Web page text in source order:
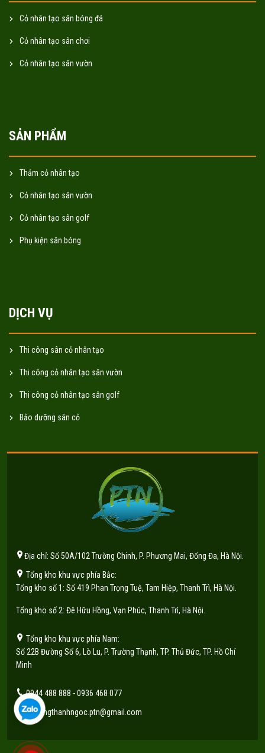
Cỏ nhân tạo sân bóng đá
Cỏ nhân tạo sân chơi
Cỏ nhân tạo sân vườn
SẢN PHẨM
Thảm cỏ nhân tạo
Cỏ nhân tạo sân vườn
Cỏ nhân tạo sân golf
Phụ kiện sân bóng
DỊCH VỤ
Thi công sân cỏ nhân tạo
Thi công cỏ nhân tạo sân vườn
Thi công cỏ nhân tạo sân golf
Bảo dưỡng sân cỏ
Địa chỉ: Số 50A/102 Trường Chinh, P. Phương Mai, Đống Đa, Hà Nội.
Tổng kho khu vực phía Bắc:
Tổng kho số 1: Số 419 Phan Trọng Tuệ, Tam Hiệp, Thanh Trì, Hà Nội.
Tổng kho số 2: Đê Hữu Hồng, Vạn Phúc, Thanh Trì, Hà Nội.
Tổng kho khu vực phía Nam:
Số 22B Đường Số 6, Lò Lu, P. Trường Thạnh, TP. Thủ Đức, TP. Hồ Chí
Minh
0944 488 888 - 0936 468 077
phuongthanhngoc.ptn@gmail.com